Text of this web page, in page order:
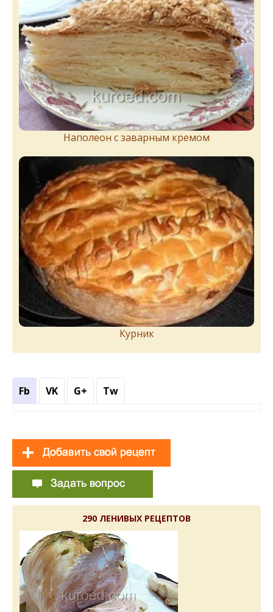
Наполеон с заварным кремом
Курник
Fb VK G+ Tw
290 ЛЕНИВЫХ РЕЦЕПТОВ